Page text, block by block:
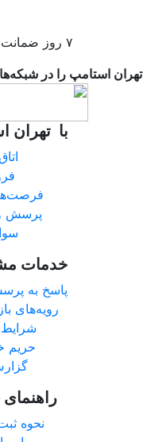
۷ روز ضمانت بازگشت
تهران استامپ را در
با تهران
پرسش
خدمات
پاسخ به
رویه‌های
شرایط
نحوه